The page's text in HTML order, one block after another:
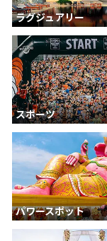
ラグジュアリー
スポーツ
パワースポット